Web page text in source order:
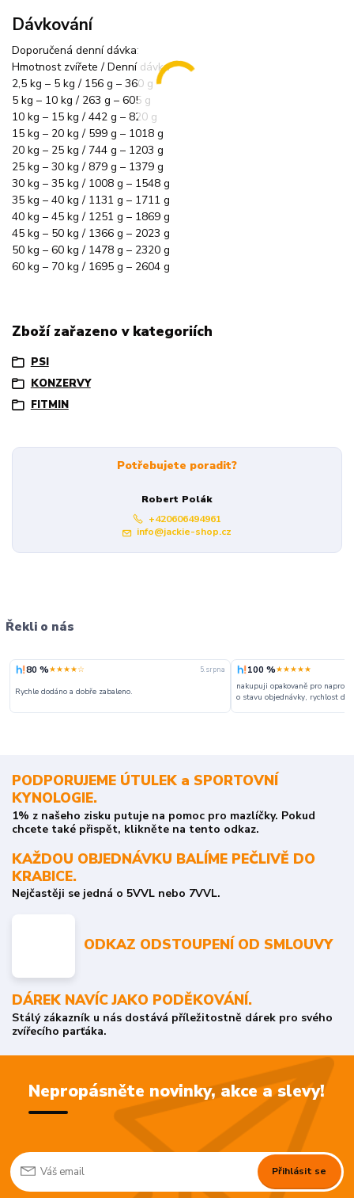
Dávkování
Doporučená denní dávka:
Hmotnost zvířete / Denní dávka
2,5 kg – 5 kg / 156 g – 360 g
5 kg – 10 kg / 263 g – 605 g
10 kg – 15 kg / 442 g – 820 g
15 kg – 20 kg / 599 g – 1018 g
20 kg – 25 kg / 744 g – 1203 g
25 kg – 30 kg / 879 g – 1379 g
30 kg – 35 kg / 1008 g – 1548 g
35 kg – 40 kg / 1131 g – 1711 g
40 kg – 45 kg / 1251 g – 1869 g
45 kg – 50 kg / 1366 g – 2023 g
50 kg – 60 kg / 1478 g – 2320 g
60 kg – 70 kg / 1695 g – 2604 g
Zboží zařazeno v kategoriích
PSI
KONZERVY
FITMIN
Potřebujete poradit?
Robert Polák
+420606494961
info@jackie-shop.cz
Řekli o nás
80 %★★★★☆ 5. srpna
Rychle dodáno a dobře zabaleno.
100 %★★★★★
nakupuji opakovaně pro
o stavu objednávky, rychlost
PODPORUJEME ÚTULEK a SPORTOVNÍ
KYNOLOGIE.
1% z našeho zisku putuje na pomoc pro mazlíčky. Pokud
chcete také přispět, klikněte na tento odkaz.
KAŽDOU OBJEDNÁVKU BALÍME PEČLIVĚ DO
KRABICE.
Nejčastěji se jedná o 5VVL nebo 7VVL.
ODKAZ ODSTOUPENÍ OD SMLOUVY
DÁREK NAVÍC JAKO PODĚKOVÁNÍ.
Stálý zákazník u nás dostává příležitostně dárek pro svého
zvířecího parťáka.
Nepropásněte novinky, akce a slevy!
Přihlásit se